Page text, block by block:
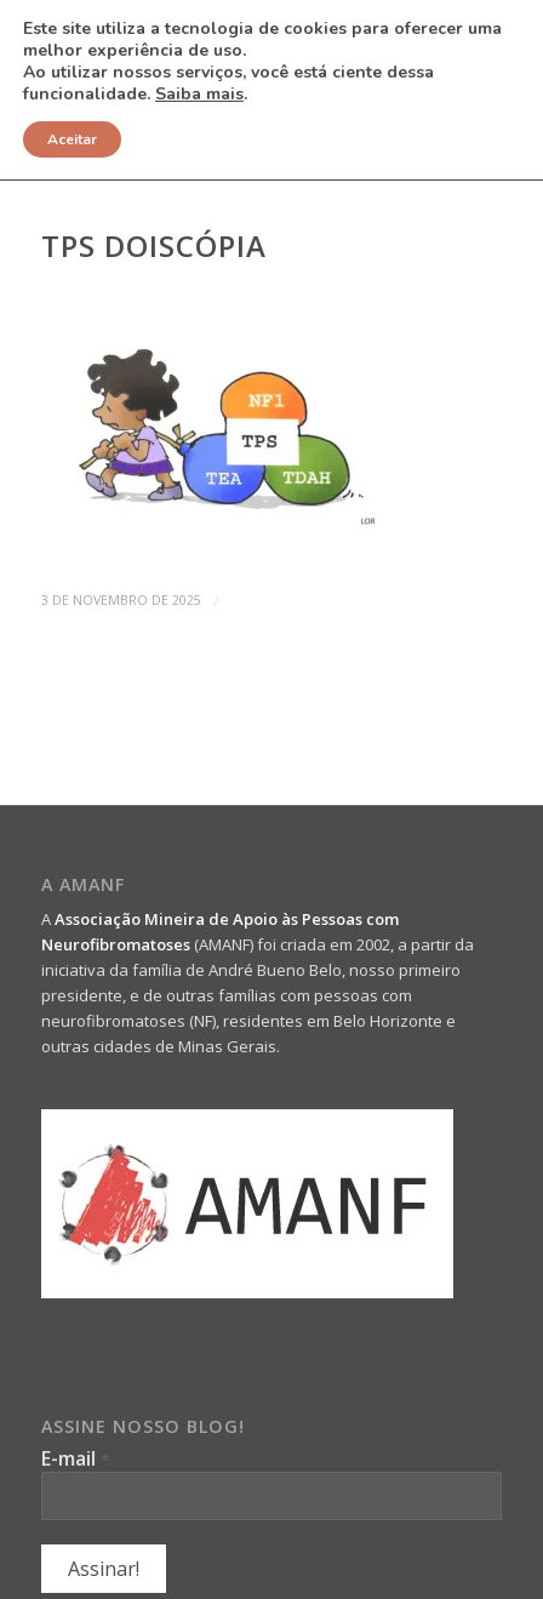
NOTÍCIAS
TPS DOISCÓPIA
3 DE NOVEMBRO DE 2025 /
A AMANF
AAssociação Mineira de Apoio às Pessoas com
Neurofibromatoses(AMANF) foi criada em 2002, a partir da
iniciativa da família de André Bueno Belo, nosso primeiro
presidente, e de outras famílias com pessoas com
neurofibromatoses (NF), residentes em Belo Horizonte e
outras cidades de Minas Gerais.
ASSINE NOSSO BLOG!
E-mail *
Este site utiliza a tecnologia de cookies para oferecer uma
melhor experiência de uso.
Ao utilizar nossos serviços, você está ciente dessa
funcionalidade. Saiba mais.
Aceitar